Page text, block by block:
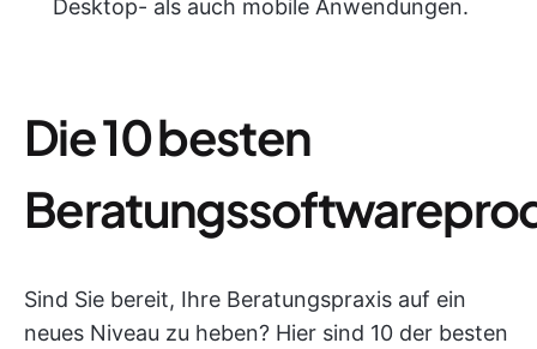
Desktop- als auch mobile Anwendungen.
Die 10 besten
Sind Sie bereit, Ihre Beratungspraxis auf ein
neues Niveau zu heben? Hier sind 10 der besten